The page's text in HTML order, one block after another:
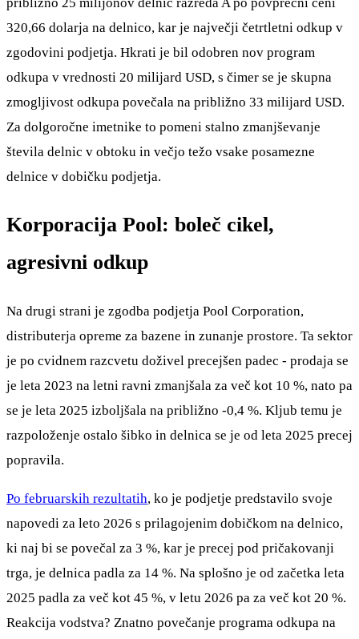
320,66 dolarja na delnico, kar je največji četrtletni odkup v
zgodovini podjetja. Hkrati je bil odobren nov program
odkupa v vrednosti 20 milijard USD, s čimer se je skupna
zmogljivost odkupa povečala na približno 33 milijard USD.
Za dolgoročne imetnike to pomeni stalno zmanjševanje
števila delnic v obtoku in večjo težo vsake posamezne
delnice v dobičku podjetja.
Korporacija Pool: boleč cikel,
agresivni odkup
Na drugi strani je zgodba podjetja Pool Corporation,
distributerja opreme za bazene in zunanje prostore. Ta sektor
je po cvidnem razcvetu doživel precejšen padec - prodaja se
je leta 2023 na letni ravni zmanjšala za več kot 10 %, nato pa
se je leta 2025 izboljšala na približno -0,4 %. Kljub temu je
razpoloženje ostalo šibko in delnica se je od leta 2025 precej
popravila.
Po februarskih rezultatih, ko je podjetje predstavilo svoje
napovedi za leto 2026 s prilagojenim dobičkom na delnico,
ki naj bi se povečal za 3 %, kar je precej pod pričakovanji
trga, je delnica padla za 14 %. Na splošno je od začetka leta
2025 padla za več kot 45 %, v letu 2026 pa za več kot 20 %.
Reakcija vodstva? Znatno povečanje programa odkupa na